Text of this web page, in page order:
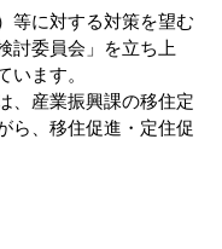
等に対する対策を望む
討委員会」を立ち上
います。
、産業振興課の移住定
ら、移住促進・定住促